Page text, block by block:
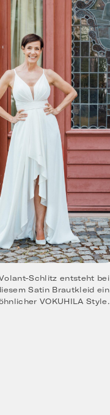
Schlitz entsteht bei
Satin Brautkleid ein
VOKUHILA Style.